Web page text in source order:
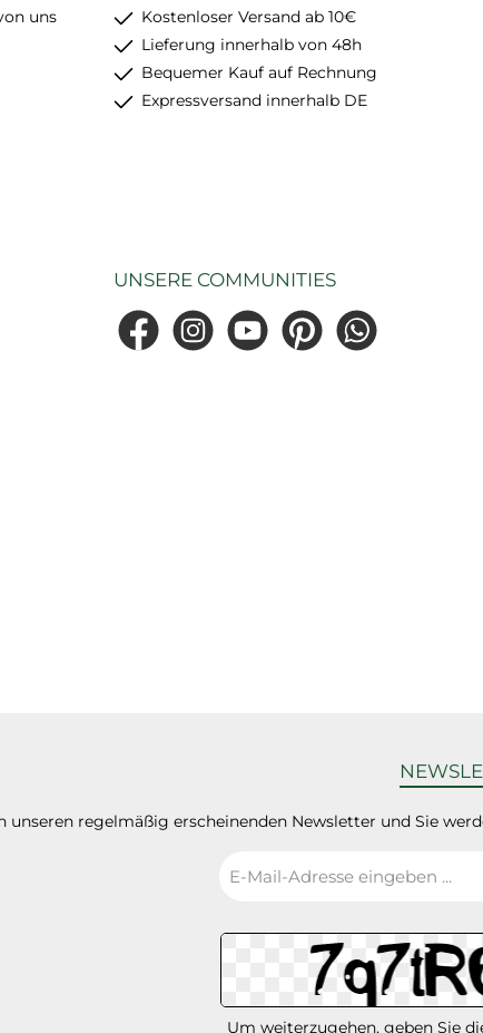
uns
Kostenloser Versand ab 10€
Lieferung innerhalb von 48h
Bequemer Kauf auf Rechnung
Expressversand innerhalb DE
UNSERE COMMUNITIES
FacebookInstagramYouTubePinterestWhatsApp
unseren regelmäßig erscheinenden Newsletter und Sie
Mail-
*
Um weiterzugehen, geben Sie